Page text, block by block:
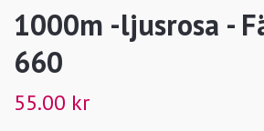
1000m -ljusrosa -
660
55.00 kr